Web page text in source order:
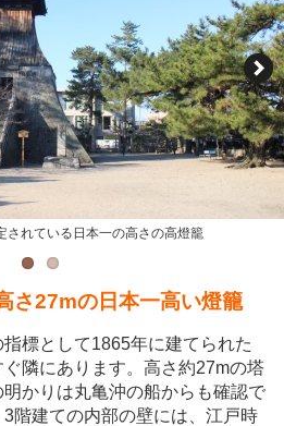
されている日本一の高さの高燈籠
されている日本一の高さの高燈籠
さ27mの日本一高い燈籠
標として1865年に建てられた
隣にあります。高さ約27mの塔
かりは丸亀沖の船からも確認で
階建ての内部の壁には、江戸時